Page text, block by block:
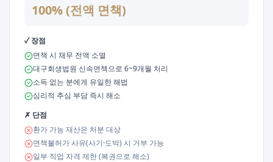
100% (전액 면책)
✓ 장점
면책 시 채무 전액 소멸
대구회생법원 신속면책으로 6~9개월 처리
소득 없는 분에게 유일한 해법
심리적 추심 부담 즉시 해소
✗ 단점
환가 가능 재산은 처분 대상
면책불허가 사유(사기·도박) 시 거부 가능
일부 직업 자격 제한 (복권으로 해소)